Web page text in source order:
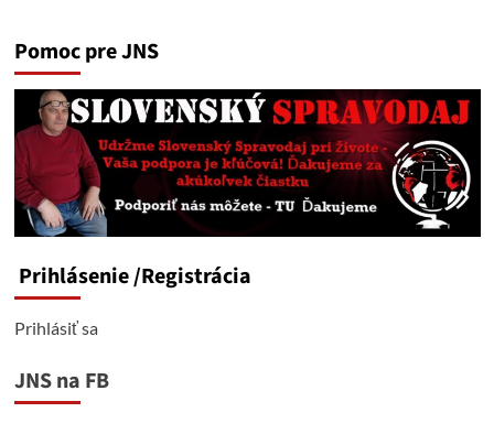
Pomoc pre JNS
Prihlásenie/Registrácia
Prihlásiť sa
JNS na FB